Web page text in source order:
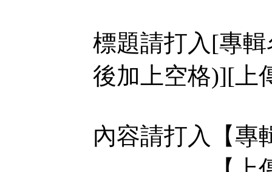
標題請打入[專
後加上空格)][上
內容請打入【專